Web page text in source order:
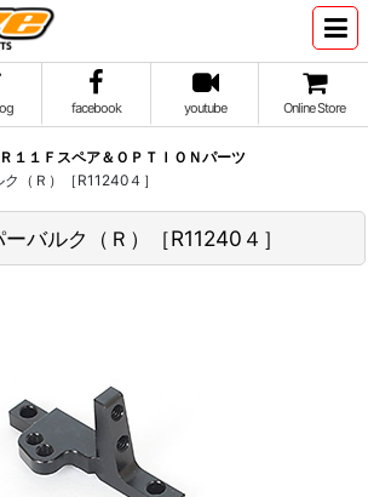
facebook youtube Online Store
１１Ｆスペア＆ＯＰＴＩＯＮパーツ
（Ｒ）［R11240４］
バルク（Ｒ）［R11240４］